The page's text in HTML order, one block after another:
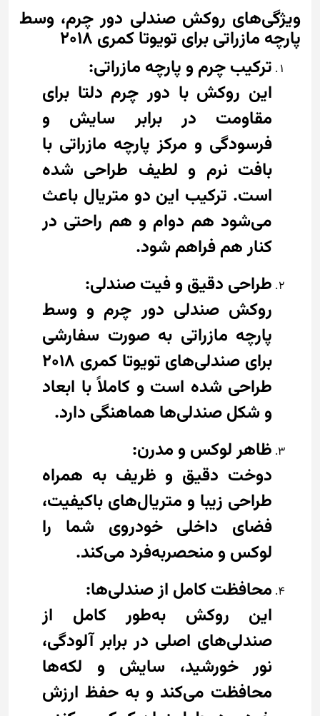
ویژگی‌های روکش صندلی دور چرم، وسط
پارچه مازراتی برای تویوتا کمری 2018
ترکیب چرم و پارچه مازراتی:
این روکش با دور چرم دلتا برای
مقاومت در برابر سایش و
فرسودگی و مرکز پارچه مازراتی با
بافت نرم و لطیف طراحی شده
است. ترکیب این دو متریال باعث
می‌شود هم دوام و هم راحتی در
کنار هم فراهم شود.
طراحی دقیق و فیت صندلی:
روکش صندلی دور چرم و وسط
پارچه مازراتی به صورت سفارشی
برای صندلی‌های تویوتا کمری 2018
طراحی شده است و کاملاً با ابعاد
و شکل صندلی‌ها هماهنگی دارد.
ظاهر لوکس و مدرن:
دوخت دقیق و ظریف به همراه
طراحی زیبا و متریال‌های باکیفیت،
فضای داخلی خودروی شما را
لوکس و منحصربه‌فرد می‌کند.
محافظت کامل از صندلی‌ها:
این روکش به‌طور کامل از
صندلی‌های اصلی در برابر آلودگی،
نور خورشید، سایش و لکه‌ها
محافظت می‌کند و به حفظ ارزش